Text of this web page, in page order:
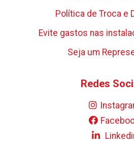
Política de Troca e
Evite gastos nas
Seja um
Redes